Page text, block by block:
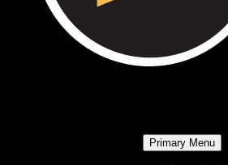
Primary Menu